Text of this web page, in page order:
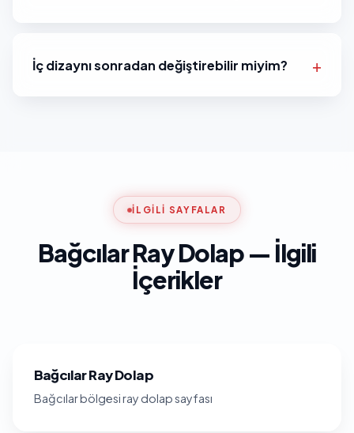
İç dizaynı sonradan değiştirebilir miyim?
İLGILI SAYFALAR
Bağcılar Ray Dolap — İlgili
İçerikler
Bağcılar Ray Dolap
Bağcılar bölgesi ray dolap sayfası